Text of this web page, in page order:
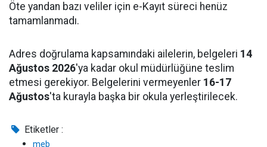
Öte yandan bazı veliler için e-Kayıt süreci henüz
tamamlanmadı.
Adres doğrulama kapsamındaki ailelerin, belgeleri 14
Ağustos 2026'ya kadar okul müdürlüğüne teslim
etmesi gerekiyor. Belgelerini vermeyenler 16-17
Ağustos'ta kurayla başka bir okula yerleştirilecek.
Etiketler :
meb